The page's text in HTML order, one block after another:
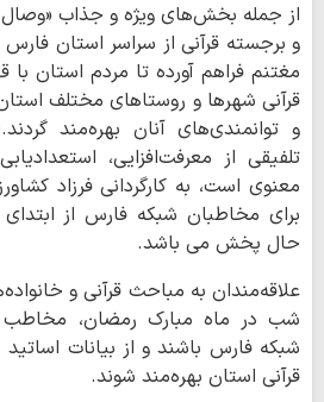
از جمله بخش‌های ویژه و جذاب
و برجسته قرآنی از سراسر استان
مغتنم فراهم آورده تا مردم استان با
قرآنی شهرها و روستاهای مختلف
و توانمندی‌های آنان بهره‌مند
تلفیقی از معرفت‌افزایی،
معنوی است، به کارگردانی فرزاد
برای مخاطبان شبکه فارس از
حال پخش می باشد.
علاقه‌مندان به مباحث قرآنی و
شب در ماه مبارک رمضان، مخاطب
شبکه فارس باشند و از بیانات
قرآنی استان بهره‌مند شوند.